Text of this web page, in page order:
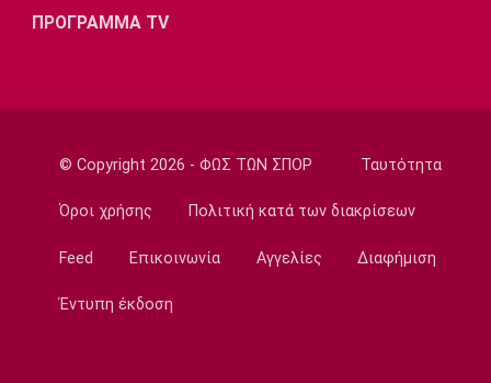
Ποδόσφαιρο - Διεθνή
Μάντσεστερ Γιουνάιτεντ
Σκωτία: «Δύο στα δύο» η Σεντ Μίρεν, πρώτη
ΠΡΟΓΡΑΜΜΑ TV
© Copyright 2026 - ΦΩΣ ΤΩΝ ΣΠΟΡ Ταυτότητα
Όροι χρήσης Πολιτική κατά των διακρίσεων
Feed Επικοινωνία Αγγελίες Διαφήμιση
Έντυπη έκδοση